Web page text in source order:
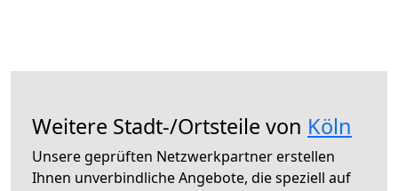
Weitere Stadt-/Ortsteile von Köln
Unsere geprüften Netzwerkpartner erstellen
Ihnen unverbindliche Angebote, die speziell auf